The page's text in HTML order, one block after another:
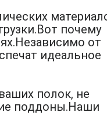
почему
от
идеальное
полок, не
поддоны.Наши